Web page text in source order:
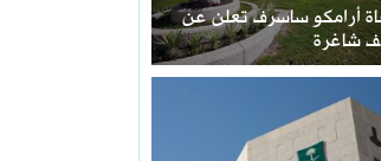
أرامكو ساسرف تعلن عن
شاغرة